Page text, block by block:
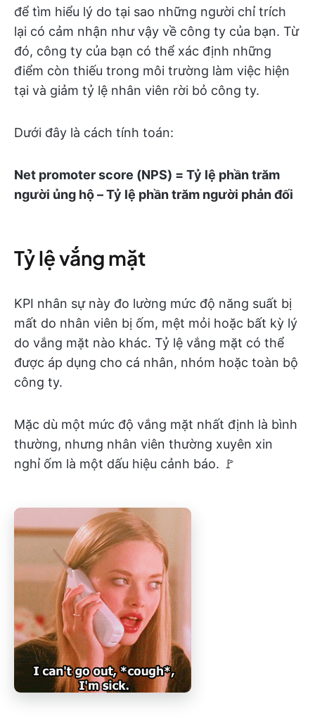
để tìm hiểu lý do tại sao những người chỉ trích
lại có cảm nhận như vậy về công ty của bạn. Từ
đó, công ty của bạn có thể xác định những
điểm còn thiếu trong môi trường làm việc hiện
tại và giảm tỷ lệ nhân viên rời bỏ công ty.
Dưới đây là cách tính toán:
Net promoter score (NPS) = Tỷ lệ phần trăm
người ủng hộ – Tỷ lệ phần trăm người phản đối
Tỷ lệ vắng mặt
KPI nhân sự này đo lường mức độ năng suất bị
mất do nhân viên bị ốm, mệt mỏi hoặc bất kỳ lý
do vắng mặt nào khác. Tỷ lệ vắng mặt có thể
được áp dụng cho cá nhân, nhóm hoặc toàn bộ
công ty.
Mặc dù một mức độ vắng mặt nhất định là bình
thường, nhưng nhân viên thường xuyên xin
nghỉ ốm là một dấu hiệu cảnh báo. 🚩